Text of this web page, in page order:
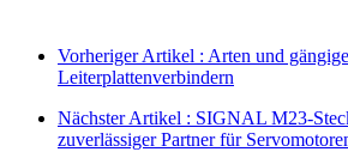
Vorheriger Artikel : Arten und
Leiterplattenverbindern
Nächster Artikel : SIGNAL M23-
zuverlässiger Partner für